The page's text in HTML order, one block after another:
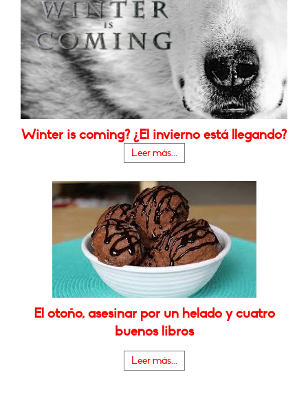
Winter is coming? ¿El invierno está llegando?
Leer más...
El otoño, asesinar por un helado y cuatro
buenos libros
Leer más...